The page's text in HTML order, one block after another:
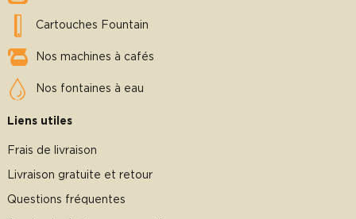
Cartouches Fountain
Nos machines à cafés
Nos fontaines à eau
Liens utiles
Frais de livraison
Livraison gratuite et retour
Questions fréquentes